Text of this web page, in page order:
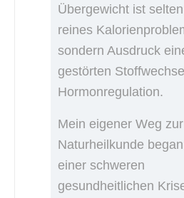
Übergewicht ist
reines
sondern Ausdruck
gestörten
Hormonregulation.
Mein eigener Weg zur
Naturheilkunde
einer schweren
gesundheitlichen